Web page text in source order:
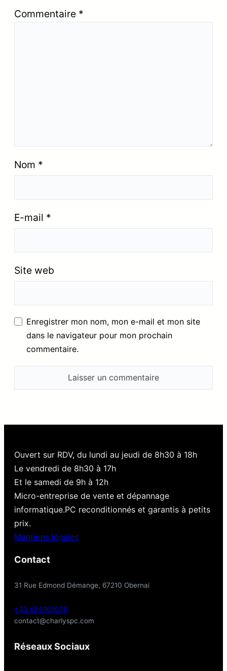
Commentaire *
Nom *
E-mail *
Site web
Enregistrer mon nom, mon e-mail et mon site
dans le navigateur pour mon prochain
commentaire.
Ouvert sur RDV, du lundi au jeudi de 8h30 à 18h
Le vendredi de 8h30 à 17h
Et le samedi de 9h à 12h
Micro-entreprise de vente et dépannage
informatique.PC reconditionnés et garantis à petits
prix.
Mentions légales
Contact
31 Rue Edmond Démange, 67210 Obernai
+33 684969076
contact@charlyspc.com
Réseaux Sociaux